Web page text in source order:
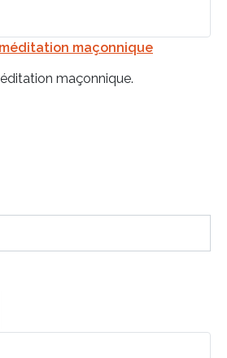
maçonnique
maçonnique.